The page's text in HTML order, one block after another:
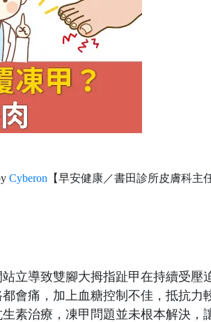
Cyberon 【早安健康／書田診所皮膚科主
立導致雙腳大拇指趾甲在持續受壓
會痛，加上血糖控制不佳，抵抗力
素治療，凍甲問題並未根本解決，